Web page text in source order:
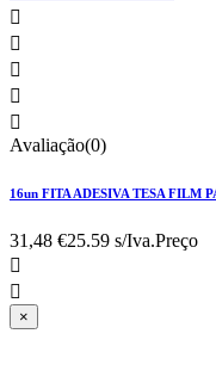





Avaliação(0)
16un FITA ADESIVA TESA FILM
31,48 €25.59 s/Iva.Preço


×